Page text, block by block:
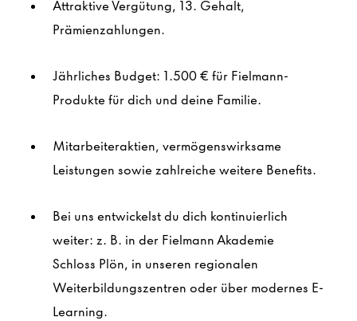
Attraktive Vergütung, 13. Gehalt,
Prämienzahlungen.
Jährliches Budget: 1.500 € für Fielmann-
Produkte für dich und deine Familie.
Mitarbeiteraktien, vermögenswirksame
Leistungen sowie zahlreiche weitere Benefits.
Bei uns entwickelst du dich kontinuierlich
weiter: z. B. in der Fielmann Akademie
Schloss Plön, in unseren regionalen
Weiterbildungszentren oder über modernes E-
Learning.